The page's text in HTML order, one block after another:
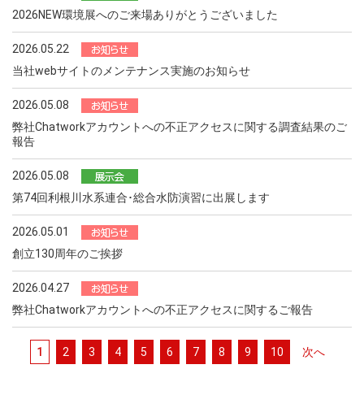
2026NEW環境展へのご来場ありがとうございました
2026.05.22
当社webサイトのメンテナンス実施のお知らせ
2026.05.08
弊社Chatworkアカウントへの不正アクセスに関する調査結果のご
報告
2026.05.08
第74回利根川水系連合･総合水防演習に出展します
2026.05.01
創立130周年のご挨拶
2026.04.27
弊社Chatworkアカウントへの不正アクセスに関するご報告
1 2 3 4 5 6 7 8 9 10 次へ